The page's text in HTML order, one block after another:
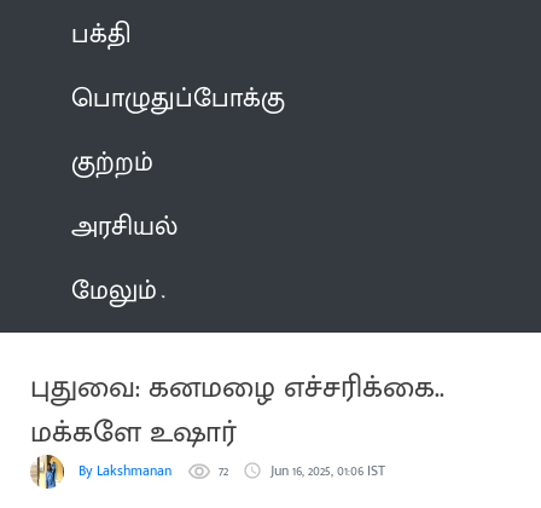
பக்தி
பொழுதுப்போக்கு
குற்றம்
அரசியல்
மேலும்
புதுவை: கனமழை எச்சரிக்கை..
மக்களே உஷார்
By Lakshmanan 72 Jun 16, 2025, 01:06 IST